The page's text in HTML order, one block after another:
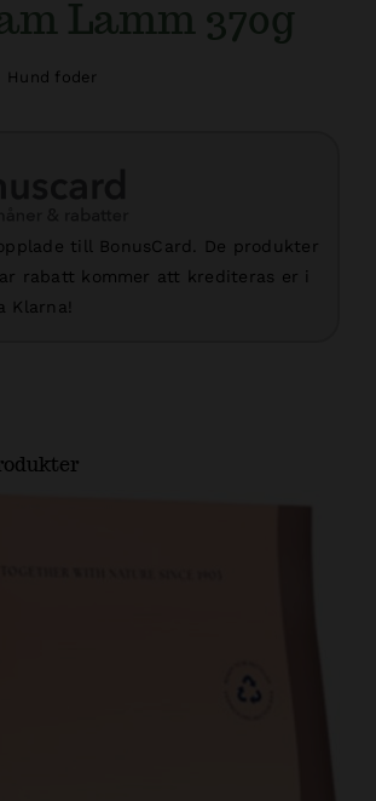
Lamm 370g
Hund foder
till BonusCard. De produkter
rabatt kommer att krediteras er i
Klarna!